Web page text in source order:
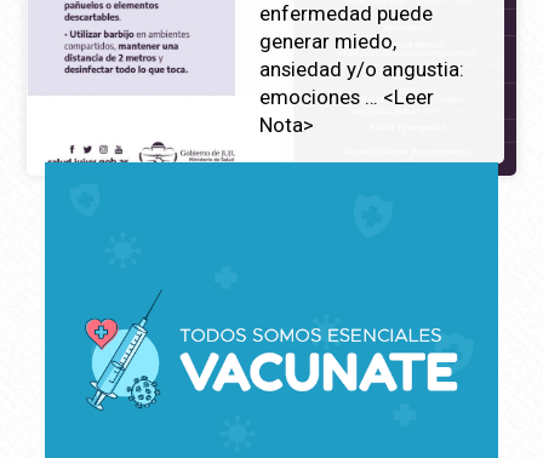
enfermedad puede
generar miedo,
ansiedad y/o angustia:
emociones … <Leer
Nota>